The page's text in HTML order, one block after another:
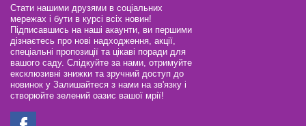
Стати нашими друзями в соціальних
мережах і бути в курсі всіх новин!
Підписавшись на наші акаунти, ви першими
дізнаєтесь про нові надходження, акції,
спеціальні пропозиції та цікаві поради для
вашого саду. Слідкуйте за нами, отримуйте
ексклюзивні знижки та зручний доступ до
новинок у Залишайтеся з нами на зв'язку і
створюйте зелений оазис вашої мрії!